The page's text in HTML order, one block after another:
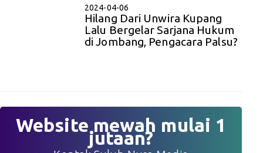
2024-04-06
Hilang Dari Unwira Kupang
Lalu Bergelar Sarjana Hukum
di Jombang, Pengacara Palsu?
Website mewah mulai 1
jutaan?